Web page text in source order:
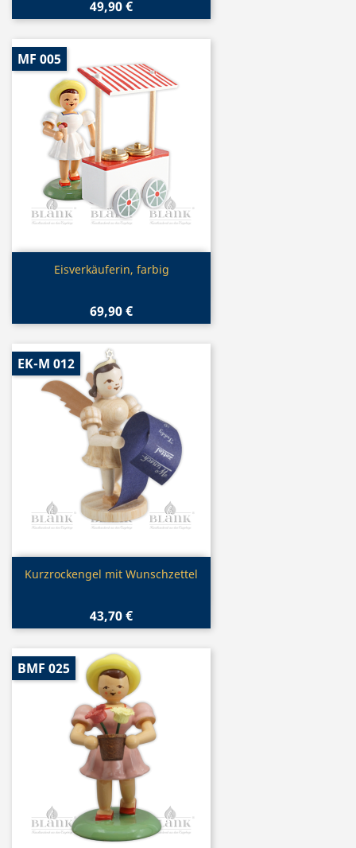
49,90 €
Vorschau
Eisverkäuferin, farbig
69,90 €
MF 005
Vorschau
Kurzrockengel mit Wunschzettel
43,70 €
EK-M 012
BMF 025